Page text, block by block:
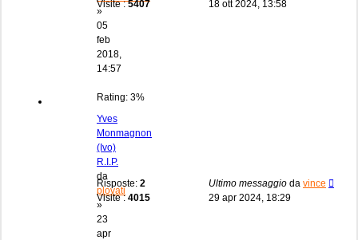
»
05
feb
2018,
14:57
Rating: 3%
Visite :5407
18 ott 2024, 13:58
Yves
Monmagnon
(Ivo)
R.I.P.
da
plovati
»
23
apr
Risposte: 2
Visite : 4015
Ultimo messaggio da vince
29 apr 2024, 18:29